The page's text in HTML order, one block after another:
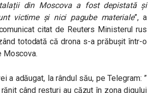
din Moscova a fost depistată și
victime și nici pagube materiale”, a
citat de Reuters Ministerul rus
totodată că drona s-a prăbușit într-o
Moscova.
a adăugat, la rândul său, pe Telegram: ”
când resturi au căzut în zona digului